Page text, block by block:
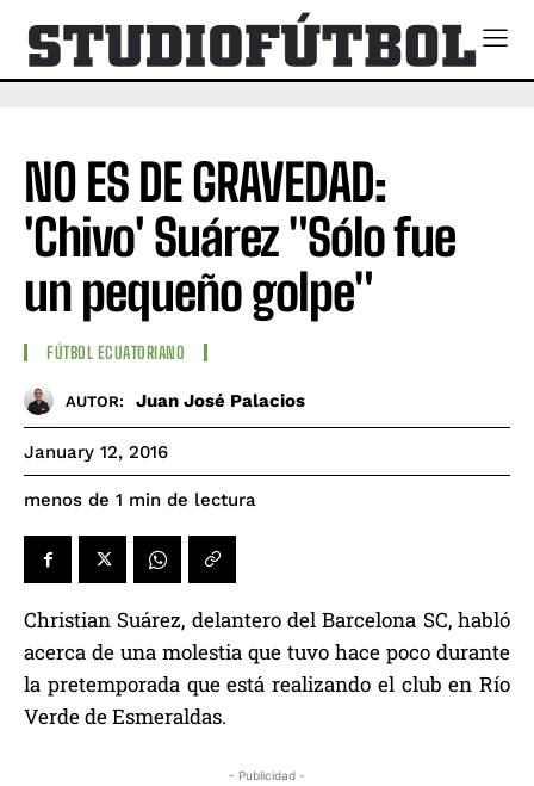
NO ES DE GRAVEDAD:
'Chivo' Suárez "Sólo fue
un pequeño golpe"
FÚTBOL ECUATORIANO
AUTOR: Juan José Palacios
January 12, 2016
menos de 1 min de lectura
Christian Suárez, delantero del Barcelona SC, habló
acerca de una molestia que tuvo hace poco durante
la pretemporada que está realizando el club en Río
Verde de Esmeraldas.
- Publicidad -